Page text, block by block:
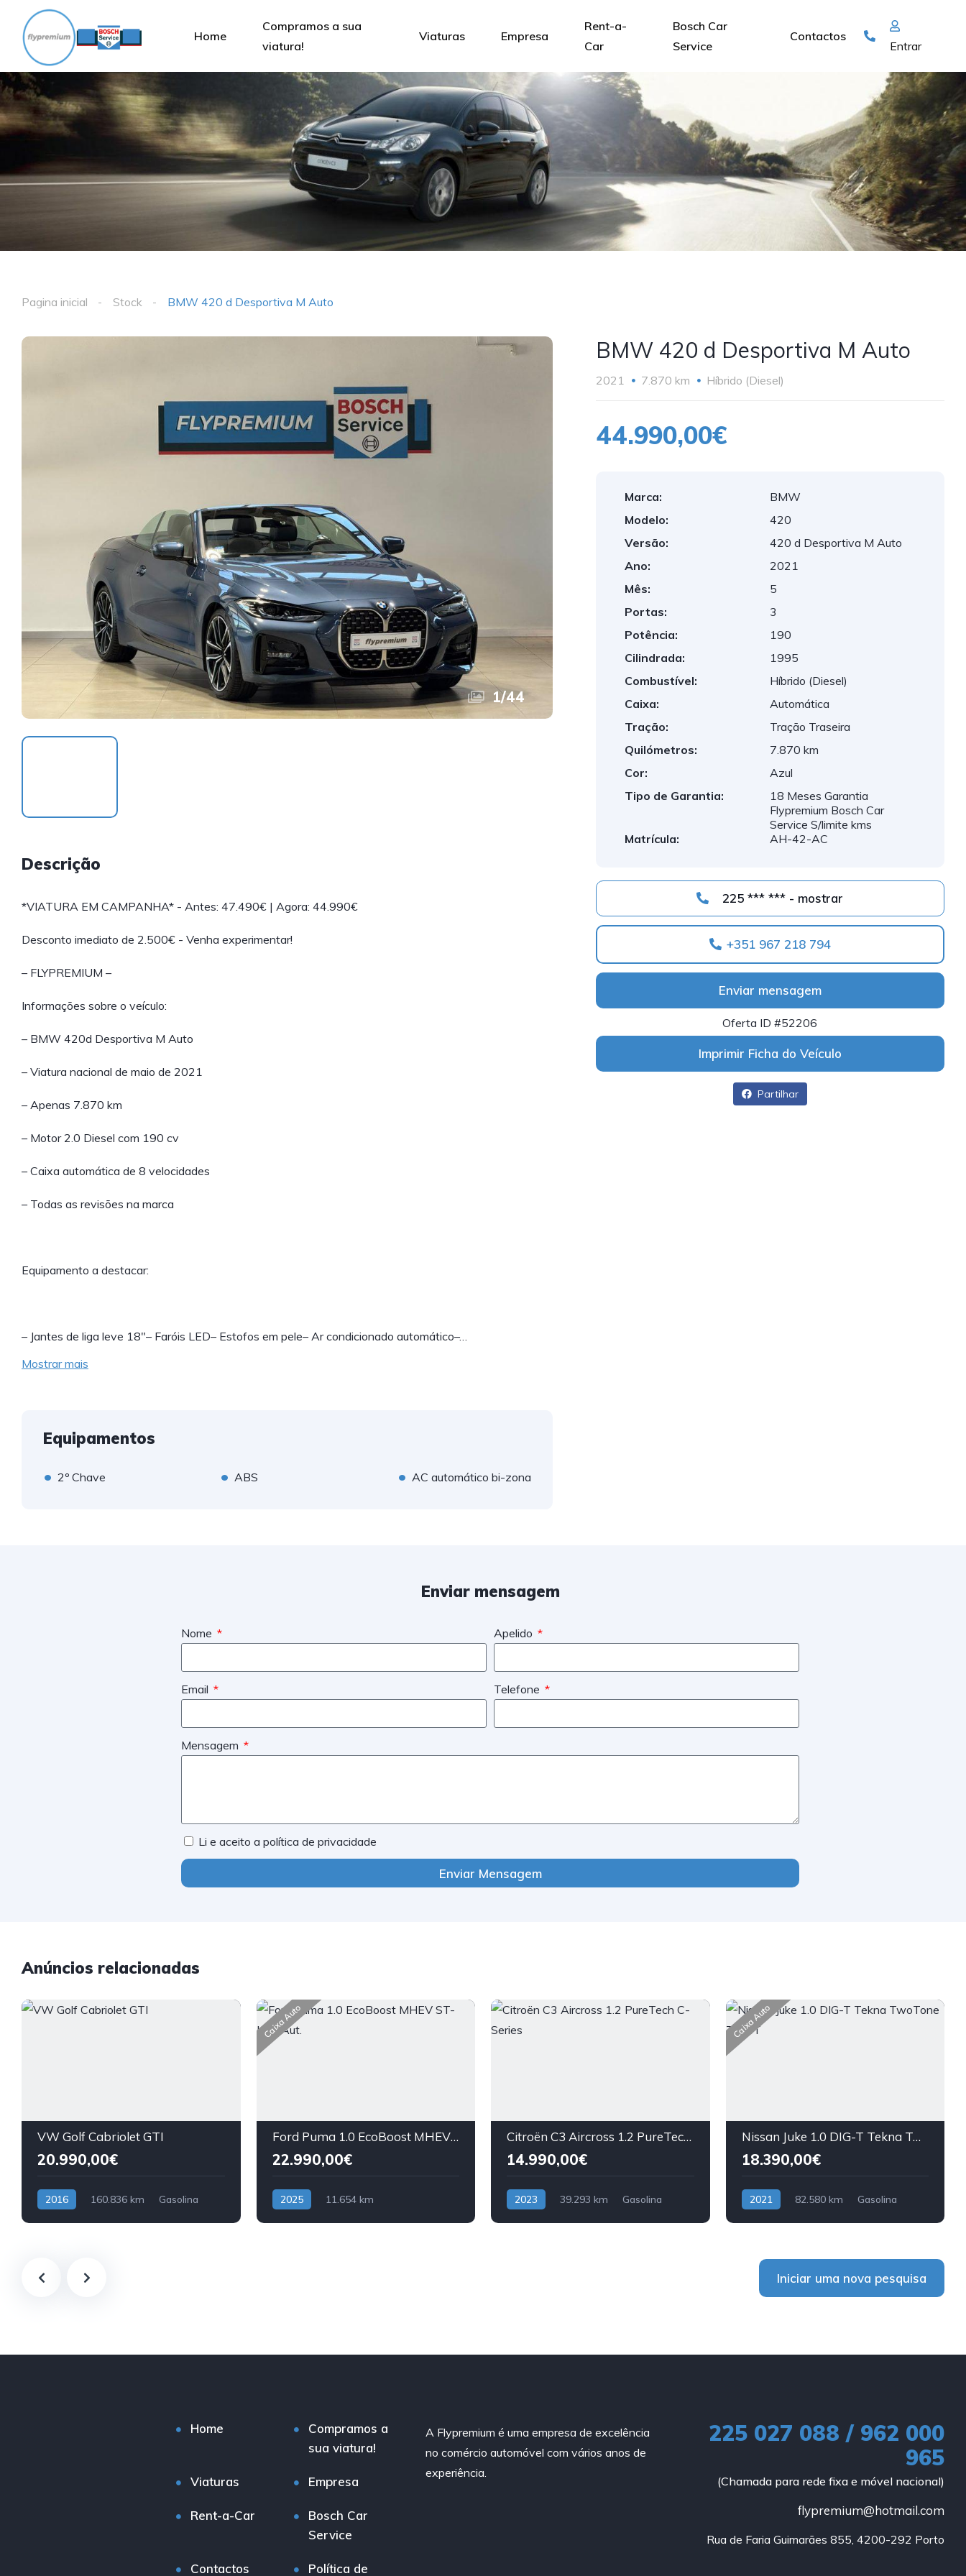
Home
Compramos a sua
viatura!
Viaturas Empresa
Rent-a-
Car
Bosch Car
Service
Contactos
Entrar
Pagina inicial Stock BMW 420 d Desportiva M Auto
1/44
Descrição
*VIATURA EM CAMPANHA* - Antes: 47.490€ | Agora: 44.990€
Desconto imediato de 2.500€ - Venha experimentar!
– FLYPREMIUM –
Informações sobre o veículo:
– BMW 420d Desportiva M Auto
– Viatura nacional de maio de 2021
– Apenas 7.870 km
– Motor 2.0 Diesel com 190 cv
– Caixa automática de 8 velocidades
– Todas as revisões na marca
Equipamento a destacar:
– Jantes de liga leve 18"– Faróis LED– Estofos em pele– Ar condicionado automático–…
Mostrar mais
Equipamentos
• 2º Chave • ABS • AC automático bi-zona
BMW 420 d Desportiva M Auto
2021 7.870 km Híbrido (Diesel)
44.990,00€
Marca:
BMW
Modelo:
420
Versão:
420 d Desportiva M Auto
Ano:
2021
Mês:
5
Portas:
3
Potência:
190
Cilindrada:
1995
Combustível:
Híbrido (Diesel)
Caixa:
Automática
Tração:
Tração Traseira
Quilómetros:
7.870 km
Cor:
Azul
Tipo de Garantia:
18 Meses Garantia
Flypremium Bosch Car
Service S/limite kms
Matrícula:
AH-42-AC
225 *** *** - mostrar
+351 967 218 794
Enviar mensagem
Oferta ID #52206
Imprimir Ficha do Veículo
Partilhar
Enviar mensagem
Nome Apelido
Email Telefone
Mensagem
Li e aceito a política de privacidade
Enviar Mensagem
Anúncios relacionadas
VW Golf Cabriolet GTI
20.990,00€
2016 160.836 km
Gasolina
Caixa Auto
Ford Puma 1.0 EcoBoost MHEV ST-Line Aut.
22.990,00€
2025
11.654 km
Citroën C3 Aircross 1.2 PureTech C-Series
14.990,00€
2023 39.293 km
Gasolina
Caixa Auto
Nissan Juke 1.0 DIG-T Tekna TwoTone T DCT
18.390,00€
2021 82.580 km
Gasolina
Iniciar uma nova pesquisa
Home
Compramos a
sua viatura!
Viaturas Empresa
Rent-a-Car
Bosch Car
Service
Contactos Política de
A Flypremium é uma empresa de excelência
no comércio automóvel com vários anos de
experiência.
225 027 088 / 962 000
965
(Chamada para rede fixa e móvel nacional)
flypremium@hotmail.com
Rua de Faria Guimarães 855, 4200-292 Porto